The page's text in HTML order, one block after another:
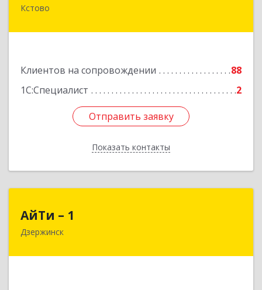
Кстово
Клиентов на сопровождении
88
1С:Специалист
2
Отправить заявку
Показать контакты
607650, Нижегородская обл, Кстово г, Победы
Отправить заявку
Назад
АйТи – 1
Дзержинск606015, Нижегородская обл, Дзержинск г,